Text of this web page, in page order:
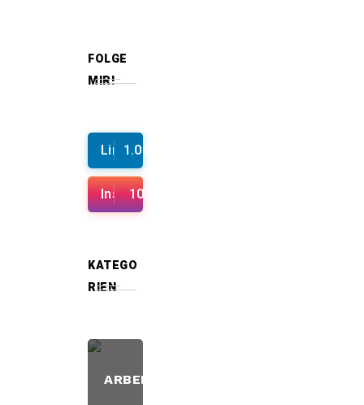
FOLGE
MIR!
Linkedin
1.000+
Instagram
100+
KATEGO
RIEN
ARBEITSALLTAG